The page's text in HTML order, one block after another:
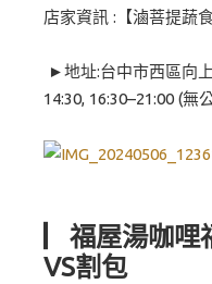
店家資訊 :【滷菩提蔬
►地址:台中市西區向
14:30, 16:30–21:00 (
▏福屋湯咖哩
VS割包